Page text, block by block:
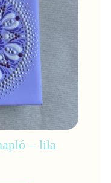
– lila